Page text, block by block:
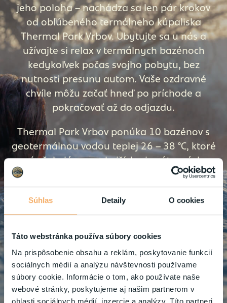
Súhlas Detaily O cookies
Táto webstránka používa súbory cookies
Na prispôsobenie obsahu a reklám, poskytovanie funkcií
sociálnych médií a analýzu návštevnosti používame
súbory cookie. Informácie o tom, ako používate naše
webové stránky, poskytujeme aj našim partnerom v
oblasti sociálnych médií, inzercie a analýzy. Títo partneri
jeho poloha – nachádza sa len pár krokov
od obľúbeného termálneho kúpaliska
Thermal Park Vrbov. Ubytujte sa u nás a
užívajte si relax v termálnych bazénoch
kedykoľvek počas svojho pobytu, bez
nutnosti presunu autom. Vaše ozdravné
chvíle môžu začať hneď po príchode a
pokračovať až do odjazdu.
Thermal Park Vrbov ponúka 10 bazénov s
geotermálnou vodou teplej 26 – 38 °C, ktoré
vás čakajú vo vonkajších aj vnútorných
priestoroch. Či už hľadáte relaxáciu v
masážnych tryskách a vírivkách, aktívne
plávanie alebo zábavu pre celú rodinu v
detských bazénoch s vodnými atrakciami,
nájdete tu všetko na jednom mieste. Liečivé
regenerácii vášho pohybového
ústrojenstva, upokojeniu nervov a zlepšeniu
dýchacích ciest.